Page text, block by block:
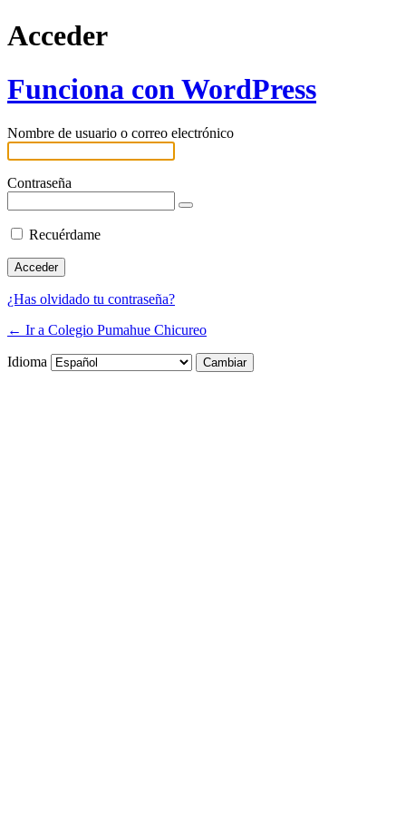
Acceder
Funciona con WordPress
Nombre de usuario o correo electrónico
Contraseña
Recuérdame
¿Has olvidado tu contraseña?
← Ir a Colegio Pumahue Chicureo
Idioma